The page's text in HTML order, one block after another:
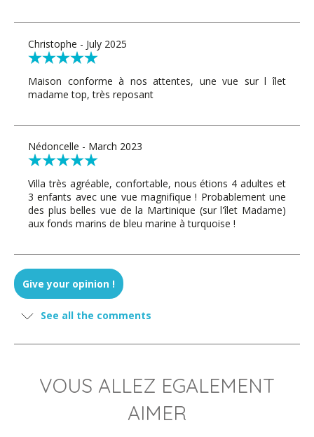
Christophe - July 2025
Maison conforme à nos attentes, une vue sur l îlet
madame top, très reposant
Nédoncelle - March 2023
Villa très agréable, confortable, nous étions 4 adultes et
3 enfants avec une vue magnifique ! Probablement une
des plus belles vue de la Martinique (sur l'îlet Madame)
aux fonds marins de bleu marine à turquoise !
Guylaine Provencher - January 2023
Magnifique maison avec une vue incroyable, le
extrêmement calme , on se sent chez soi. Je vous la
recommande sans hésiter.
Give your opinion !
See all the comments
VOUS ALLEZ EGALEMENT
AIMER